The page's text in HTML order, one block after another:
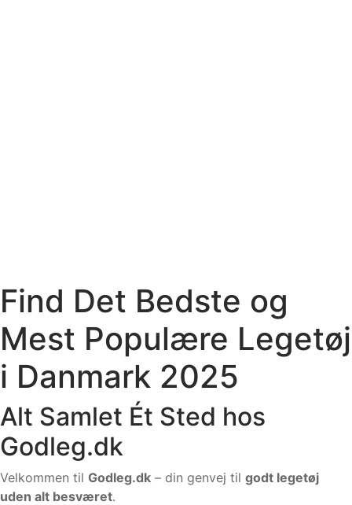
Find Det Bedste og
Mest Populære Legetøj
i Danmark 2025
Alt Samlet Ét Sted hos
Godleg.dk
Velkommen til Godleg.dk – din genvej til godt legetøj
uden alt besværet.